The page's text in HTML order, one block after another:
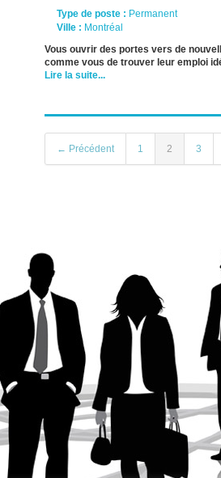
Type de poste : Permanent
Ville : Montréal
Vous ouvrir des portes vers de
comme vous de trouver leur emploi
Lire la suite...
← Précédent 1 2 3